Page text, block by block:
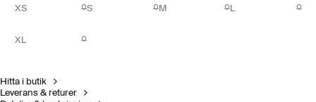
XS S M L
XL
Hitta i butik
Leverans & returer